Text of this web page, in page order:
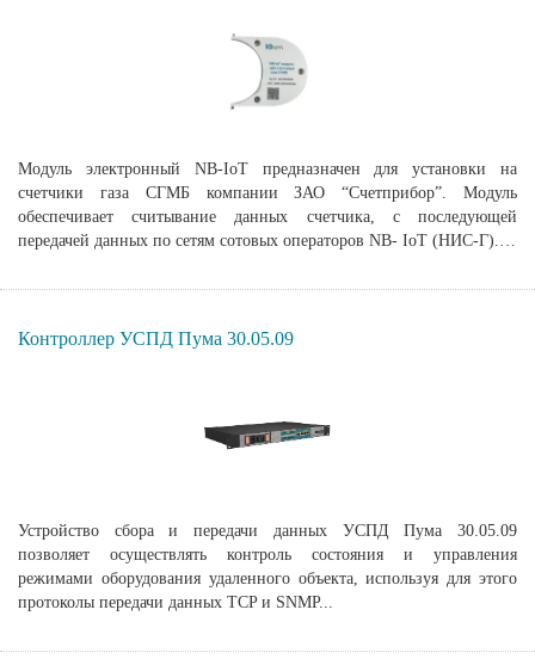
Модуль электронный NB-IoT предназначен для установки на
счетчики газа СГМБ компании ЗАО “Счетприбор”. Модуль
обеспечивает считывание данных счетчика, с последующей
передачей данных по сетям сотовых операторов NB- IoT (НИС-Г).…
Контроллер УСПД Пума 30.05.09
Устройство сбора и передачи данных УСПД Пума 30.05.09
позволяет осуществлять контроль состояния и управления
режимами оборудования удаленного объекта, используя для этого
протоколы передачи данных TCP и SNMP...